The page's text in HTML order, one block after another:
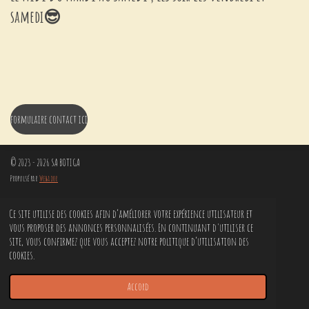
Ce site utilise des cookies afin d’améliorer votre expérience utilisateur et
vous proposer des annonces personnalisées. En continuant d'utiliser ce
site, vous confirmez que vous acceptez notre politique d’utilisation des
cookies.
Accord
samedi😎
formulaire contact ici
© 2023 - 2026 SA BOTIGA
Propulsé par Webador